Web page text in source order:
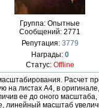
Группа: Опытные
Сообщений: 2771
Репутация: 3779
Награды: 0
Статус: Offline
Расчет
на листах А4, в
ее до оного
линейный масштаб